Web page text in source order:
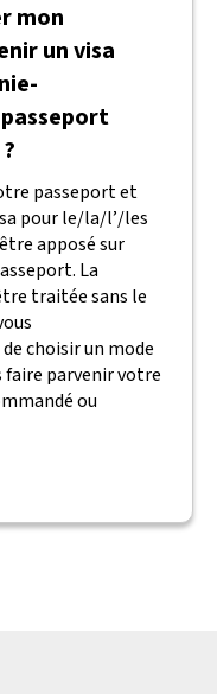
mon
un visa
passeport et
pour le/la/l’/les
apposé sur
La
traitée sans le
choisir un mode
faire parvenir votre
ou